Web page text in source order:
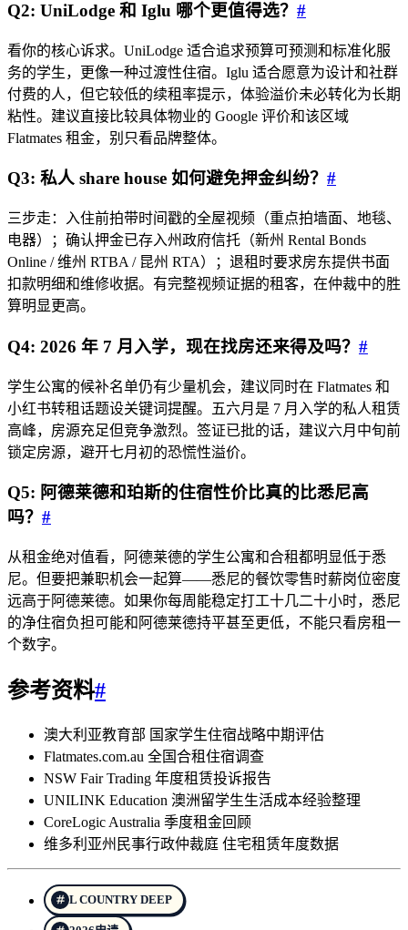
Q2: UniLodge 和 Iglu 哪个更值得选？ #
看你的核心诉求。UniLodge 适合追求预算可预测和标准化服
务的学生，更像一种过渡性住宿。Iglu 适合愿意为设计和社群
付费的人，但它较低的续租率提示，体验溢价未必转化为长期
粘性。建议直接比较具体物业的 Google 评价和该区域
Flatmates 租金，别只看品牌整体。
Q3: 私人 share house 如何避免押金纠纷？ #
三步走：入住前拍带时间戳的全屋视频（重点拍墙面、地毯、
电器）；确认押金已存入州政府信托（新州 Rental Bonds
Online / 维州 RTBA / 昆州 RTA）；退租时要求房东提供书面
扣款明细和维修收据。有完整视频证据的租客，在仲裁中的胜
算明显更高。
Q4: 2026 年 7 月入学，现在找房还来得及吗？ #
学生公寓的候补名单仍有少量机会，建议同时在 Flatmates 和
小红书转租话题设关键词提醒。五六月是 7 月入学的私人租赁
高峰，房源充足但竞争激烈。签证已批的话，建议六月中旬前
锁定房源，避开七月初的恐慌性溢价。
Q5: 阿德莱德和珀斯的住宿性价比真的比悉尼高
吗？ #
从租金绝对值看，阿德莱德的学生公寓和合租都明显低于悉
尼。但要把兼职机会一起算——悉尼的餐饮零售时薪岗位密度
远高于阿德莱德。如果你每周能稳定打工十几二十小时，悉尼
的净住宿负担可能和阿德莱德持平甚至更低，不能只看房租一
个数字。
参考资料#
澳大利亚教育部 国家学生住宿战略中期评估
Flatmates.com.au 全国合租住宿调查
NSW Fair Trading 年度租赁投诉报告
UNILINK Education 澳洲留学生生活成本经验整理
CoreLogic Australia 季度租金回顾
维多利亚州民事行政仲裁庭 住宅租赁年度数据
L COUNTRY DEEP